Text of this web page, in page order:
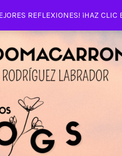
REFLEXIONES! ¡HAZ CLIC